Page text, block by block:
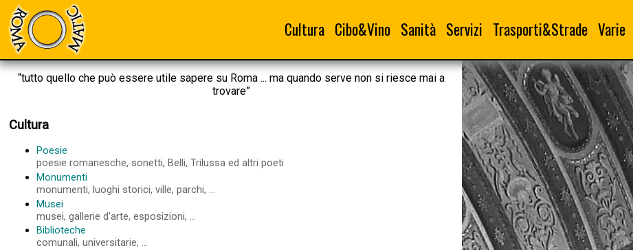
Cultura Cibo&Vino Sanità Servizi Trasporti&Strade Varie
“tutto quello che può essere utile sapere su Roma ... ma quando serve non si riesce mai a
trovare”
Cultura
Poesie
poesie romanesche, sonetti, Belli, Trilussa ed altri poeti
Monumenti
monumenti, luoghi storici, ville, parchi, ...
Musei
musei, gallerie d'arte, esposizioni, ...
Biblioteche
comunali, universitarie, ...